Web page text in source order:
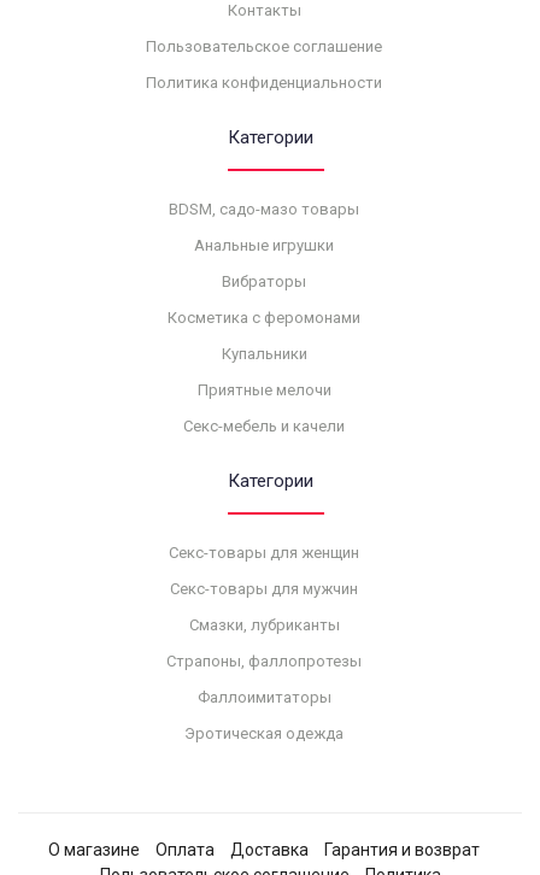
Контакты
Пользовательское соглашение
Политика конфиденциальности
Категории
BDSM, садо-мазо товары
Анальные игрушки
Вибраторы
Косметика с феромонами
Купальники
Приятные мелочи
Секс-мебель и качели
Категории
Секс-товары для женщин
Секс-товары для мужчин
Смазки, лубриканты
Страпоны, фаллопротезы
Фаллоимитаторы
Эротическая одежда
О магазине Оплата Доставка
Гарантия и возврат